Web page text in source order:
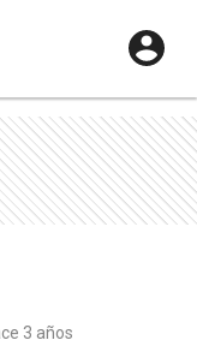
3 años